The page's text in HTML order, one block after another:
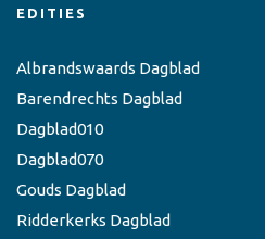
EDITIES
Albrandswaards Dagblad
Barendrechts Dagblad
Dagblad010
Dagblad070
Gouds Dagblad
Ridderkerks Dagblad